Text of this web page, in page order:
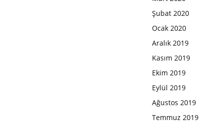
Şubat 2020
Ocak 2020
Aralık 2019
Kasım 2019
Ekim 2019
Eylül 2019
Ağustos 2019
Temmuz 2019